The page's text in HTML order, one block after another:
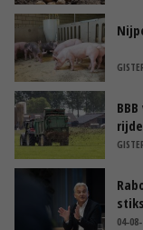
blijft
04-